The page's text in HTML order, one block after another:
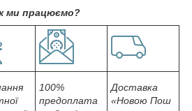
ми працюємо?
100%
предоплата
Доставка
«Новою Пош